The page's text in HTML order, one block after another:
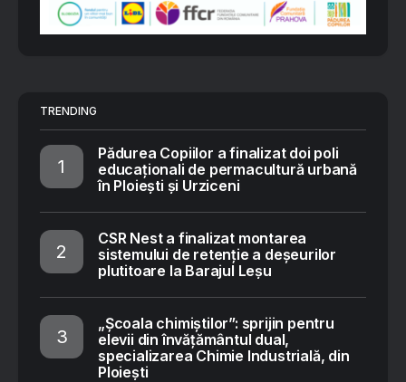
TRENDING
Pădurea Copiilor a finalizat doi poli
educaționali de permacultură urbană
în Ploiești și Urziceni
CSR Nest a finalizat montarea
sistemului de retenție a deșeurilor
plutitoare la Barajul Leșu
„Școala chimiștilor”: sprijin pentru
elevii din învățământul dual,
specializarea Chimie Industrială, din
Ploiești